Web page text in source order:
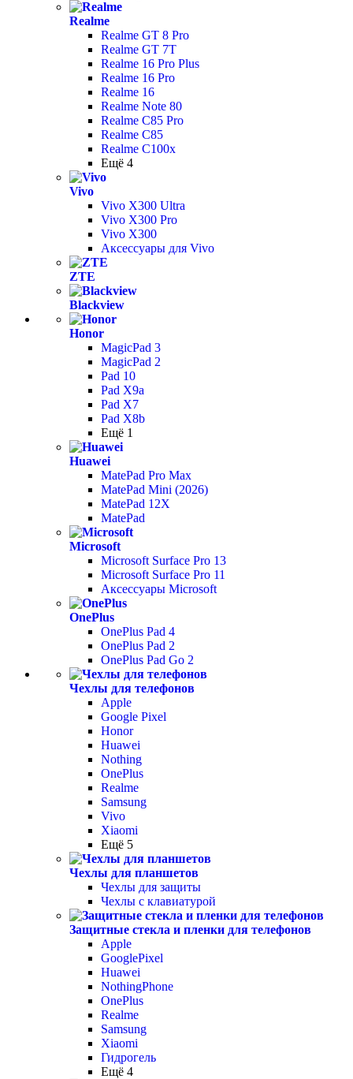
Realme
Realme GT 8 Pro
Realme GT 7T
Realme 16 Pro Plus
Realme 16 Pro
Realme 16
Realme Note 80
Realme C85 Pro
Realme C85
Realme C100x
Ещё 4
Vivo
Vivo X300 Ultra
Vivo X300 Pro
Vivo X300
Аксессуары для Vivo
ZTE
Blackview
Honor
MagicPad 3
MagicPad 2
Pad 10
Pad X9a
Pad X7
Pad X8b
Ещё 1
Huawei
MatePad Pro Max
MatePad Mini (2026)
MatePad 12X
MatePad
Microsoft
Microsoft Surface Pro 13
Microsoft Surface Pro 11
Аксессуары Microsoft
OnePlus
OnePlus Pad 4
OnePlus Pad 2
OnePlus Pad Go 2
Чехлы для телефонов
Apple
Google Pixel
Honor
Huawei
Nothing
OnePlus
Realme
Samsung
Vivo
Xiaomi
Ещё 5
Чехлы для планшетов
Чехлы для защиты
Чехлы с клавиатурой
Защитные стекла и пленки для телефонов
Apple
GooglePixel
Huawei
NothingPhone
OnePlus
Realme
Samsung
Xiaomi
Гидрогель
Ещё 4